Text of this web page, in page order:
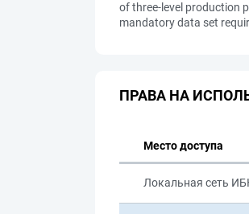
of three-level production
mandatory data set
ПРАВА НА
Место доступа
Локальная сеть